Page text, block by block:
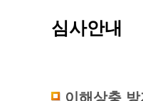
심사안내
이해상충